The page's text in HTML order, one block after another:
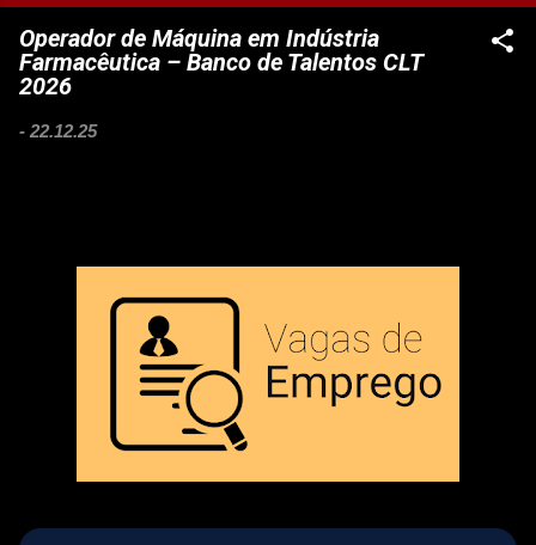
Operador de Máquina em Indústria
Farmacêutica – Banco de Talentos CLT
2026
- 22.12.25